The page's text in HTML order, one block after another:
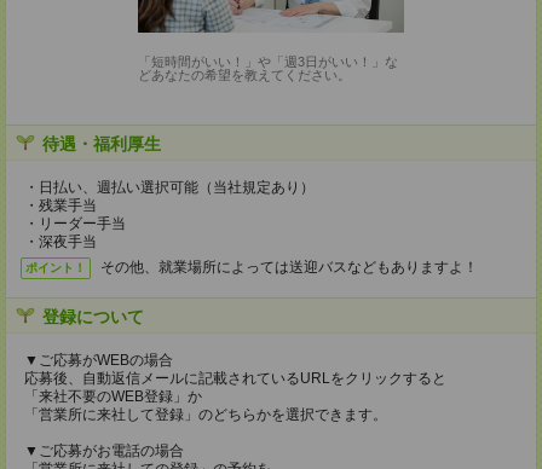
「短時間がいい！」や「週3日がいい！」な
どあなたの希望を教えてください。
待遇・福利厚生
・日払い、週払い選択可能（当社規定あり）
・残業手当
・リーダー手当
・深夜手当
ポイント！ その他、就業場所によっては送迎バスなどもありますよ！
登録について
▼ご応募がWEBの場合
応募後、自動返信メールに記載されているURLをクリックすると
「来社不要のWEB登録」か
「営業所に来社して登録」のどちらかを選択できます。
▼ご応募がお電話の場合